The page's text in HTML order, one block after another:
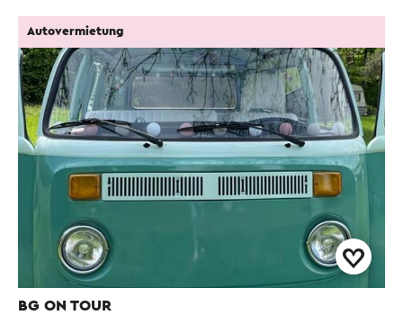
BG ON TOUR
Autovermietung